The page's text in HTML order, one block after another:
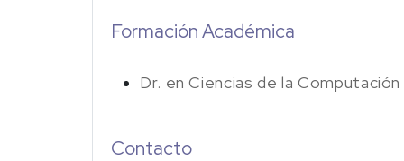
Formación Académica
Dr. en Ciencias de la
Contacto